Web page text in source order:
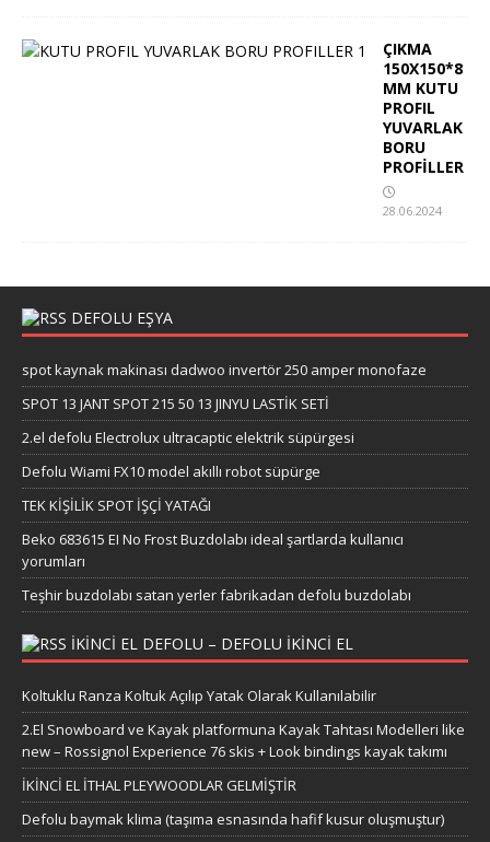
ÇIKMA
150X150*8
MM KUTU
PROFIL
YUVARLAK
BORU
PROFİLLER
28.06.2024
DEFOLU EŞYA
spot kaynak makinası dadwoo invertör 250 amper monofaze
SPOT 13 JANT SPOT 215 50 13 JINYU LASTİK SETİ
2.el defolu Electrolux ultracaptic elektrik süpürgesi
Defolu Wiami FX10 model akıllı robot süpürge
TEK KİŞİLİK SPOT İŞÇİ YATAĞI
Beko 683615 EI No Frost Buzdolabı ideal şartlarda kullanıcı
yorumları
Teşhir buzdolabı satan yerler fabrikadan defolu buzdolabı
IKINCI EL DEFOLU – DEFOLU IKINCI EL
Koltuklu Ranza Koltuk Açılıp Yatak Olarak Kullanılabilir
2.El Snowboard ve Kayak platformuna Kayak Tahtası Modelleri like
new – Rossignol Experience 76 skis + Look bindings kayak takımı
İKİNCİ EL İTHAL PLEYWOODLAR GELMİŞTİR
Defolu baymak klima (taşıma esnasında hafif kusur oluşmuştur)